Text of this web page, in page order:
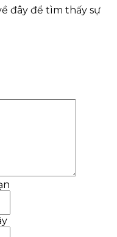
đây để tìm thấy sự